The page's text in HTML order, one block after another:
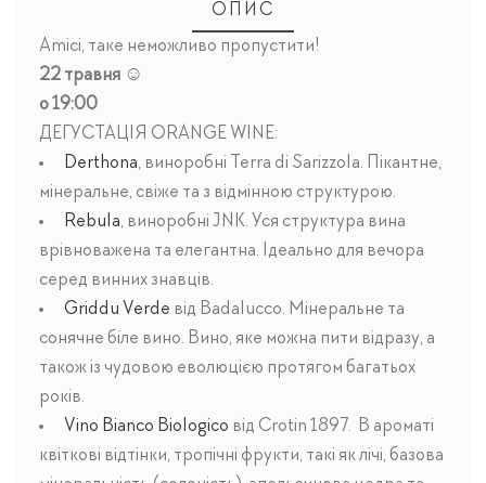
ОПИС
Amici, таке неможливо пропустити!
22 травня ☺️
о 19:00
ДЕГУСТАЦІЯ ORANGE WINE:
Derthona, виноробні Terra di Sarizzola. Пікантне,
мінеральне, свіже та з відмінною структурою.
Rebula, виноробні JNK. Уся структура вина
врівноважена та елегантна. Ідеально для вечора
серед винних знавців.
Griddu Verde від Badalucco. Мінеральне та
сонячне біле вино. Вино, яке можна пити відразу, а
також із чудовою еволюцією протягом багатьох
років.
Vino Bianco Biologico від Crotin 1897. В ароматі
квіткові відтінки, тропічні фрукти, такі як лічі, базова